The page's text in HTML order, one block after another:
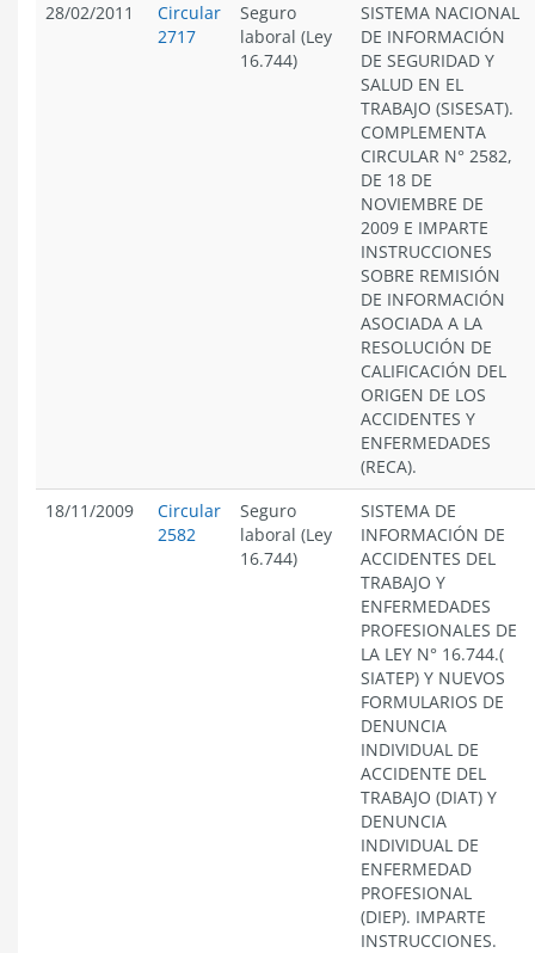
28/02/2011
Circular
2717
Seguro
laboral (Ley
16.744)
SISTEMA NACIONAL
DE INFORMACIÓN
DE SEGURIDAD Y
SALUD EN EL
TRABAJO (SISESAT).
COMPLEMENTA
CIRCULAR N° 2582,
DE 18 DE
NOVIEMBRE DE
2009 E IMPARTE
INSTRUCCIONES
SOBRE REMISIÓN
DE INFORMACIÓN
ASOCIADA A LA
RESOLUCIÓN DE
CALIFICACIÓN DEL
ORIGEN DE LOS
ACCIDENTES Y
ENFERMEDADES
(RECA).
18/11/2009
Circular
2582
Seguro
laboral (Ley
16.744)
SISTEMA DE
INFORMACIÓN DE
ACCIDENTES DEL
TRABAJO Y
ENFERMEDADES
PROFESIONALES DE
LA LEY N° 16.744.(
SIATEP) Y NUEVOS
FORMULARIOS DE
DENUNCIA
INDIVIDUAL DE
ACCIDENTE DEL
TRABAJO (DIAT) Y
DENUNCIA
INDIVIDUAL DE
ENFERMEDAD
PROFESIONAL
(DIEP). IMPARTE
INSTRUCCIONES.